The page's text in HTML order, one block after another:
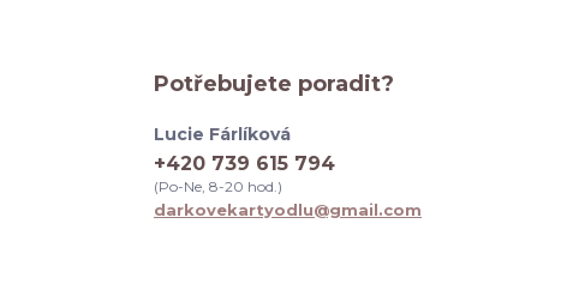
Potřebujete poradit?
Lucie Fárlíková
+420 739 615 794
(Po-Ne, 8-20 hod.)
darkovekartyodlu@gmail.com